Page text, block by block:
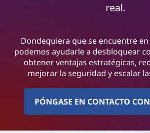
real.
Dondequiera que se encuentre en
podemos ayudarle a desbloquear
obtener ventajas estratégicas,
mejorar la seguridad y escalar
PÓNGASE EN CONTACTO